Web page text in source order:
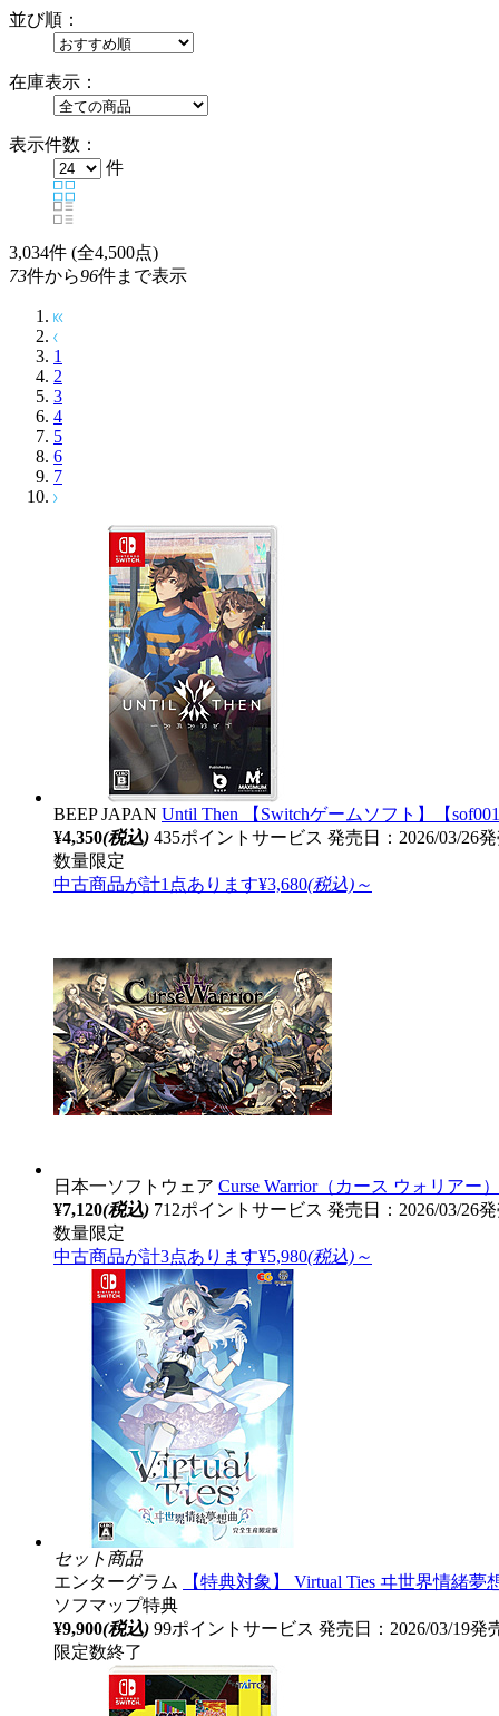
並び順：
在庫表示：
表示件数：
件
3,034件 (全4,500点)
73件から96件まで表示
1
2
3
4
5
6
7
BEEP JAPAN Until Then 【Switchゲームソフト】【sof001
¥4,350(税込) 435ポイントサービス 発売日：2026/03/26
数量限定
中古商品が計1点あります¥3,680(税込)～
日本一ソフトウェア Curse Warrior（カース ウォリアー
¥7,120(税込) 712ポイントサービス 発売日：2026/03/26
数量限定
中古商品が計3点あります¥5,980(税込)～
セット商品
エンターグラム
【特典対象】 Virtual Ties ヰ世界情緒
ソフマップ特典
¥9,900(税込) 99ポイントサービス 発売日：2026/03/19発
限定数終了